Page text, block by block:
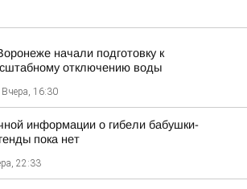
начали подготовку к
отключению воды
Вчера, 16:30
информации о гибели бабушки-
пока нет
22:33